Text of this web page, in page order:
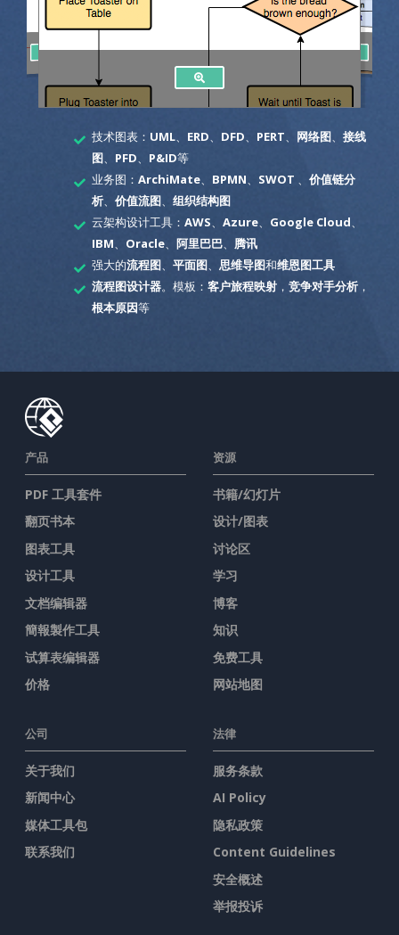
技术图表： UML、 ERD DFD PERT 网络图、 接线
图、 PFD P&ID等
业务图： ArchiMate、 BPMN SWOT
价值链分
析、 价值流图、 组织结构图
云架构设计工具： AWS Azure、 Google Cloud
IBM
Oracle、 阿里巴巴、 腾讯
强大的流程图、 平面图、 思维导图和维恩图工具
流程图设计器。模板： 客户旅程映射， 竞争对手分析，
根本原因等
产品
PDF 工具套件
翻页书本
图表工具
设计工具
文档编辑器
簡報製作工具
试算表编辑器
价格
资源
书籍/幻灯片
设计/图表
讨论区
学习
博客
知识
免费工具
网站地图
公司
关于我们
新闻中心
媒体工具包
联系我们
法律
服务条款
AI Policy
隐私政策
Content Guidelines
安全概述
举报投诉